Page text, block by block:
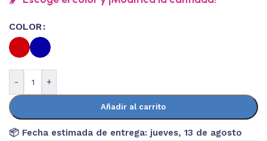
COLOR
- +
Añadir al carrito
📦 Fecha estimada de entrega: jueves, 13 de agosto